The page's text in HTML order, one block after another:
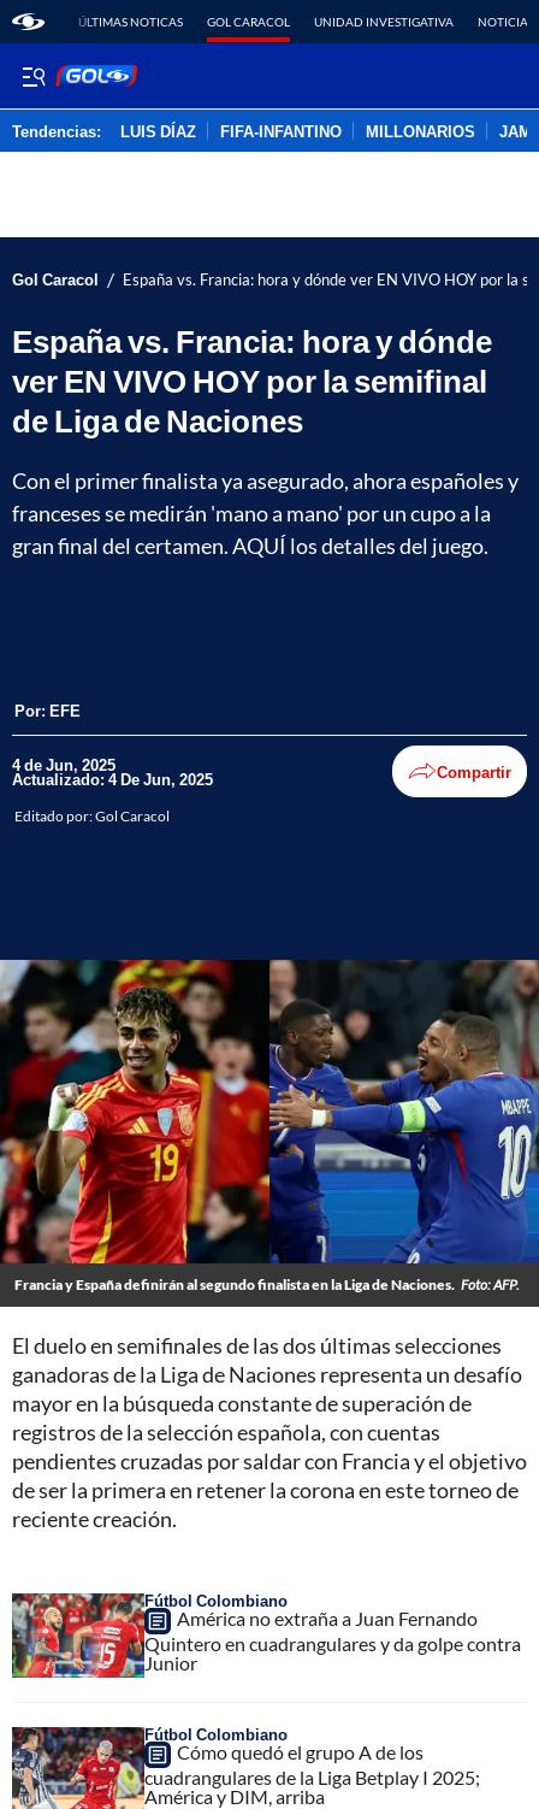
ÚLTIMAS NOTICAS GOL CARACOL UNIDAD INVESTIGATIVA NOTICIAS
Tendencias: LUIS DÍAZ FIFA-INFANTINO MILLONARIOS
Gol Caracol / España vs. Francia: hora y dónde ver EN VIVO HOY por la
España vs. Francia: hora y dónde
ver EN VIVO HOY por la semifinal
de Liga de Naciones
Con el primer finalista ya asegurado, ahora españoles y
franceses se medirán 'mano a mano' por un cupo a la
gran final del certamen. AQUÍ los detalles del juego.
Por: EFE
4 de Jun, 2025
Actualizado: 4 De Jun, 2025 Compartir
Editado por:Gol Caracol
Francia y España definirán al segundo finalista en la Liga de Naciones. Foto: AFP.
El duelo en semifinales de las dos últimas selecciones
ganadoras de la Liga de Naciones representa un desafío
mayor en la búsqueda constante de superación de
registros de la selección española, con cuentas
pendientes cruzadas por saldar con Francia y el objetivo
de ser la primera en retener la corona en este torneo de
reciente creación.
Fútbol Colombiano
América no extraña a Juan Fernando
Quintero en cuadrangulares y da golpe contra
Junior
Fútbol Colombiano
Cómo quedó el grupo A de los
cuadrangulares de la Liga Betplay I 2025;
América y DIM, arriba